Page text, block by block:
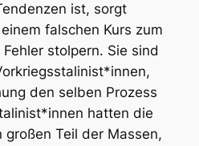
ist, sorgt
falschen Kurs zum
stolpern. Sie sind
den selben Prozess
hatten die
großen Teil der Massen,